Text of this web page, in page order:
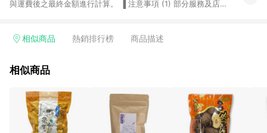
與運費後之最終金額進行計算。 ▐ 注意事項 (1) 部分服務及店家
Smart mobile、神腦生活、JS巨盛、樂天KOBO電子書，請詳閱
台灣樂天市場，並在同一瀏覽器於24小時內結帳，才享有 LINE
市場 45 天內完成訂單出貨及結帳，則不符合贈點資格。 (4) 如
使用APP、或中途瀏覽比價網、回饋網、Google等其他網頁、或
由網頁版(電腦版/手機版網頁)切換為App都將會造成追蹤中斷而
無法進行 LINE POINTS 回饋。 (5) LINE 購物為購物資訊整合性
相似商品 熱銷排行榜 商品描述
相似商品